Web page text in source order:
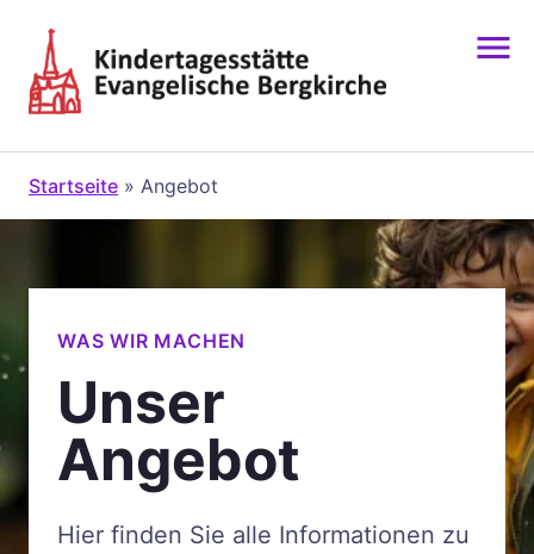
Inhalt
springen
Startseite » Angebot
WAS WIR MACHEN
Unser
Angebot
Hier finden Sie alle Infor­mationen zu